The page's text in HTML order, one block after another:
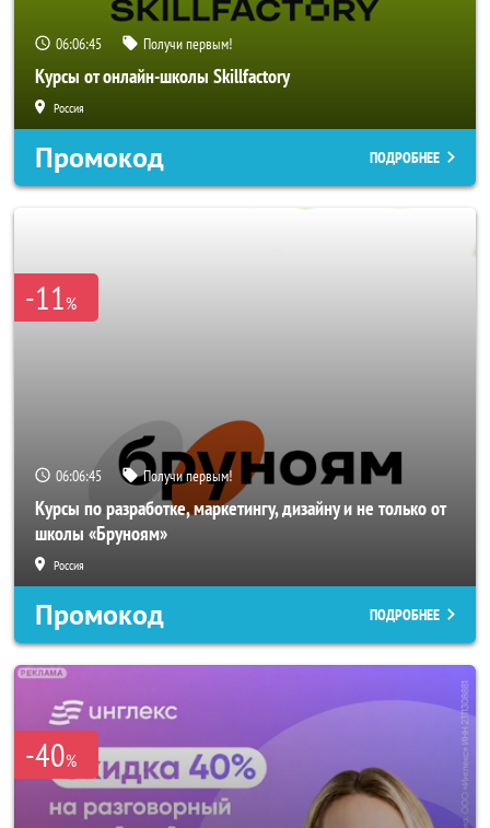
06:06:44 Получи первым!
Курсы от онлайн-школы Skillfactory
Россия
Промокод ПОДРОБНЕЕ
-11%
06:06:44 Получи первым!
Курсы по разработке, маркетингу, дизайну и не только от
школы «Бруноям»
Россия
Промокод ПОДРОБНЕЕ
-40%